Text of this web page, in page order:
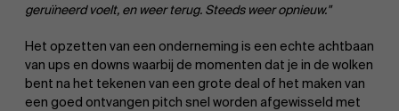
geruïneerd voelt, en weer terug. Steeds weer opnieuw."
Het opzetten van een onderneming is een echte achtbaan
van ups en downs waarbij de momenten dat je in de wolken
bent na het tekenen van een grote deal of het maken van
een goed ontvangen pitch snel worden afgewisseld met